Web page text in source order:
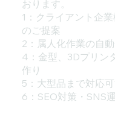
おります。
1：クライアント企
のご提案
2：属人化作業の自
4：金型、3Dプリン
作り
5：大型品まで対応
6：SEO対策・SNS